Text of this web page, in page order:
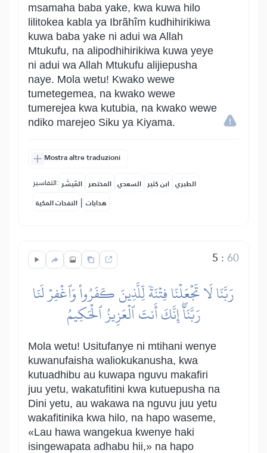
msamaha baba yake, kwa kuwa hilo
lilitokea kabla ya Ibrãhîm kudhihirikiwa
kuwa baba yake ni adui wa Allah
Mtukufu, na alipodhihirikiwa kuwa yeye
ni adui wa Allah Mtukufu alijiepusha
naye. Mola wetu! Kwako wewe
tumetegemea, na kwako wewe
tumerejea kwa kutubia, na kwako wewe
ndiko marejeo Siku ya Kiyama.
Mostra altre traduzioni
التفاسير: المُيسَّر المختصر السعدي ابن كثير الطبري
النفحات المكية | هدايات
5 :60
رَبَّنَا لَا تَجۡعَلۡنَا فِتۡنَةٗ لِّلَّذِينَ كَفَرُواْ وَٱغۡفِرۡ لَنَا
رَبَّنَآۖ إِنَّكَ أَنتَ ٱلۡعَزِيزُ ٱلۡحَكِيمُ
Mola wetu! Usitufanye ni mtihani wenye
kuwanufaisha waliokukanusha, kwa
kutuadhibu au kuwapa nguvu makafiri
juu yetu, wakatufitini kwa kutuepusha na
Dini yetu, au wakawa na nguvu juu yetu
wakafitinika kwa hilo, na hapo waseme,
«Lau hawa wangekua kwenye haki
isingewapata adhabu hii,» na hapo